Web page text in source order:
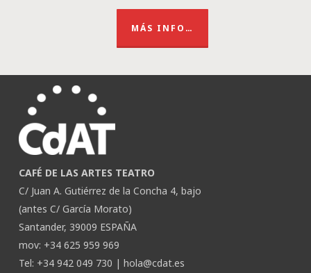
MÁS INFO…
CAFÉ DE LAS ARTES TEATRO
C/ Juan A. Gutiérrez de la Concha 4, bajo
(antes C/ García Morato)
Santander, 39009 ESPAÑA
mov: +34 625 959 969
Tel: +34 942 049 730 | hola@cdat.es